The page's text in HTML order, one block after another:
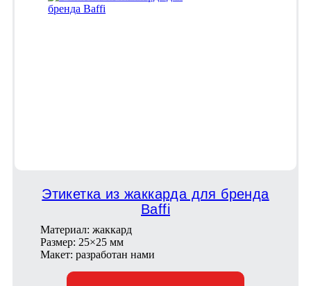
Этикетка из жаккарда для бренда
Baffi
Материал: жаккард
Размер: 25×25 мм
Макет: разработан нами